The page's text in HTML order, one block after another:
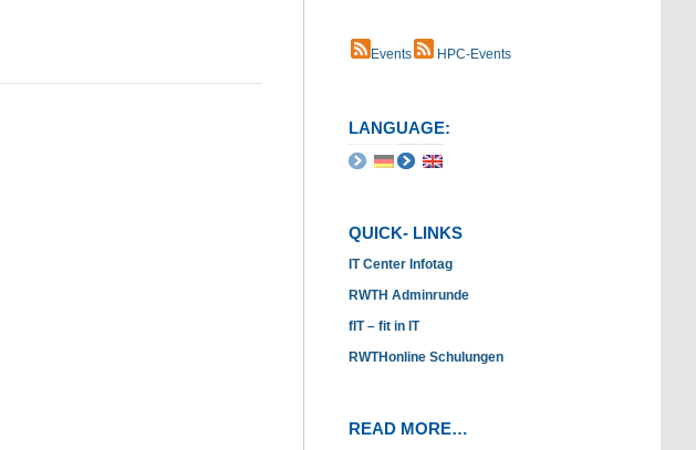
Events HPC-Events
LANGUAGE:
QUICK- LINKS
IT Center Infotag
RWTH Adminrunde
fIT – fit in IT
RWTHonline Schulungen
READ MORE…